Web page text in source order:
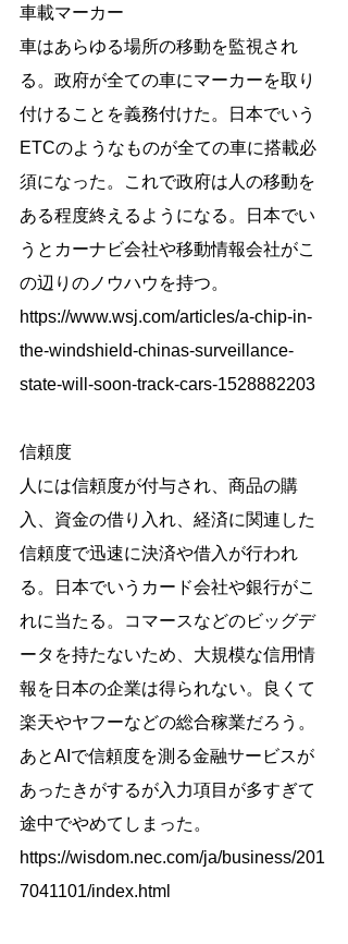
車載マーカー
車はあらゆる場所の移動を監視され
る。政府が全ての車にマーカーを取り
付けることを義務付けた。日本でいう
ETCのようなものが全ての車に搭載必
須になった。これで政府は人の移動を
ある程度終えるようになる。日本でい
うとカーナビ会社や移動情報会社がこ
の辺りのノウハウを持つ。
https://www.wsj.com/articles/a-chip-in-
the-windshield-chinas-surveillance-
state-will-soon-track-cars-1528882203
信頼度
人には信頼度が付与され、商品の購
入、資金の借り入れ、経済に関連した
信頼度で迅速に決済や借入が行われ
る。日本でいうカード会社や銀行がこ
れに当たる。コマースなどのビッグデ
ータを持たないため、大規模な信用情
報を日本の企業は得られない。良くて
楽天やヤフーなどの総合稼業だろう。
あとAIで信頼度を測る金融サービスが
あったきがするが入力項目が多すぎて
途中でやめてしまった。
https://wisdom.nec.com/ja/business/201
7041101/index.html